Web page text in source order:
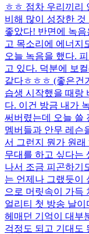
ㅎㅎ 점차 우리끼리
비해 많이 성장한 것
좋았다! 반면에 녹음
고 목소리에 에너지
오늘 녹음을 했다.
고 있다. 덕분에 보
같다ㅎㅎㅎ (좋은건
습생 시작했을 때랑
다. 이건 방금 내가
써버렸는데 오늘 쓸
멤버들과 안무 레슨
서 그런지 뭔가 원
무대를 하고 싶다는
나서 조금 피곤하기
는 언제나 그랬듯이
으로 머릿속이 가득
얼리티 첫 방송 날
헤매던 기억이 대부
걱정도 되고 기대도